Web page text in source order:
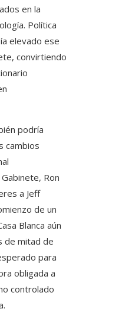
en la
Política
elevado ese
convirtiendo
podría
cambios
Ron
a Jeff
de un
Blanca aún
de mitad de
para
obligada a
controlado